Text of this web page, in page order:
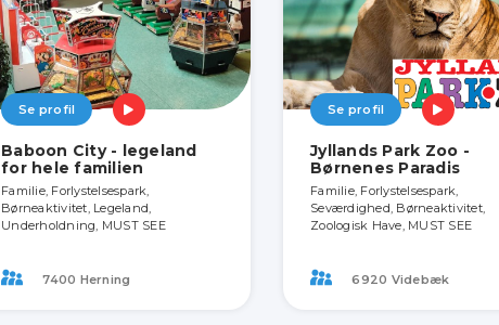
Se profil
Baboon City - legeland
for hele familien
Familie, Forlystelsespark,
Børneaktivitet, Legeland,
Underholdning, MUST SEE
7400 Herning
Se profil
Jyllands Park Zoo -
Børnenes Paradis
Familie, Forlystelsespark,
Seværdighed, Børneaktivitet,
Zoologisk Have, MUST SEE
6920 Videbæk